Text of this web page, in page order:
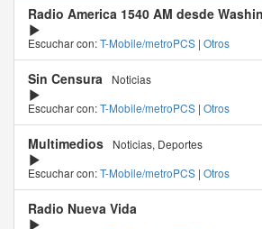
Radio America 1540 AM desde
Escuchar con:T-Mobile/metroPCS | Otros
Sin Censura
Noticias
Escuchar con:T-Mobile/metroPCS | Otros
Multimedios
Noticias, Deportes
Escuchar con:T-Mobile/metroPCS | Otros
Radio Nueva Vida